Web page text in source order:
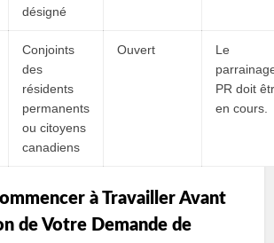
désigné
Conjoints
des
résidents
permanents
ou citoyens
canadiens
Ouvert
Le
PR doit
en cours.
à Travailler Avant
de Votre Demande de